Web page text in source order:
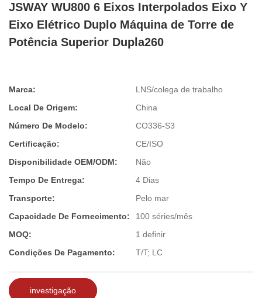
JSWAY WU800 6 Eixos Interpolados Eixo Y
Eixo Elétrico Duplo Máquina de Torre de
Potência Superior Dupla260
Marca:
LNS/colega de trabalho
Local De Origem:
China
Número De Modelo:
CO336-S3
Certificação:
CE/ISO
Disponibilidade OEM/ODM:
Não
Tempo De Entrega:
4 Dias
Transporte:
Pelo mar
Capacidade De Fornecimento:
100 séries/mês
MOQ:
1 definir
Condições De Pagamento:
T/T; LC
investigação